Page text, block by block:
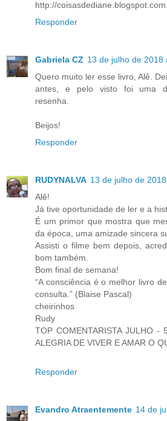
http://
Responder
Gabriela CZ 13 de julho de 2018
Quero muito ler esse livro, Alê.
antes, e pelo visto foi uma
resenha.
Beijos!
Responder
RUDYNALVA 13 de julho de
Alê!
Já tive oportunidade de ler e a
É um primor que mostra que
da época, uma amizade sincera
Assisti o filme bem depois,
bom também.
Bom final de semana!
“A consciência é o melhor livro
consulta.” (Blaise Pascal)
cheirinhos
Rudy
TOP COMENTARISTA JULHO -
ALEGRIA DE VIVER E AMAR O
Responder
Evandro Atraentemente 14 de